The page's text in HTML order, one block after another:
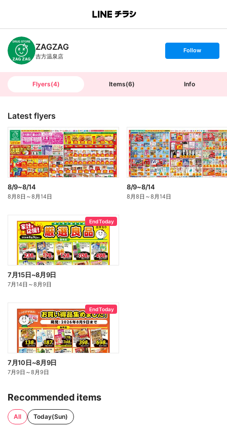
B
n
c
h
T
ZAGZAG
吉方温泉店
s
t
o
l
Follow
Flyers(4) Items(6) Info
Latest flyers
8/9~8/14
8月8日 ～8月14日
8/9~8/14
8月8日 ～8月14日
End Today
7月15日~8月9日
7月14日 ～8月9日
End Today
7月10日~8月9日
7月9日 ～8月9日
Recommended items
All Today(Sun)